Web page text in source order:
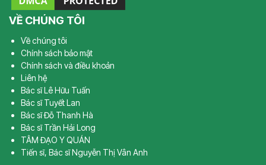
VỀ CHÚNG TÔI
Về chúng tôi
Chính sách bảo mật
Chính sách và điều khoản
Liên hệ
Bác sĩ Lê Hữu Tuấn
Bác sĩ Tuyết Lan
Bác sĩ Đỗ Thanh Hà
Bác sĩ Trần Hải Long
TÂM ĐẠO Y QUÁN
Tiến sĩ, Bác sĩ Nguyễn Thị Vân Anh